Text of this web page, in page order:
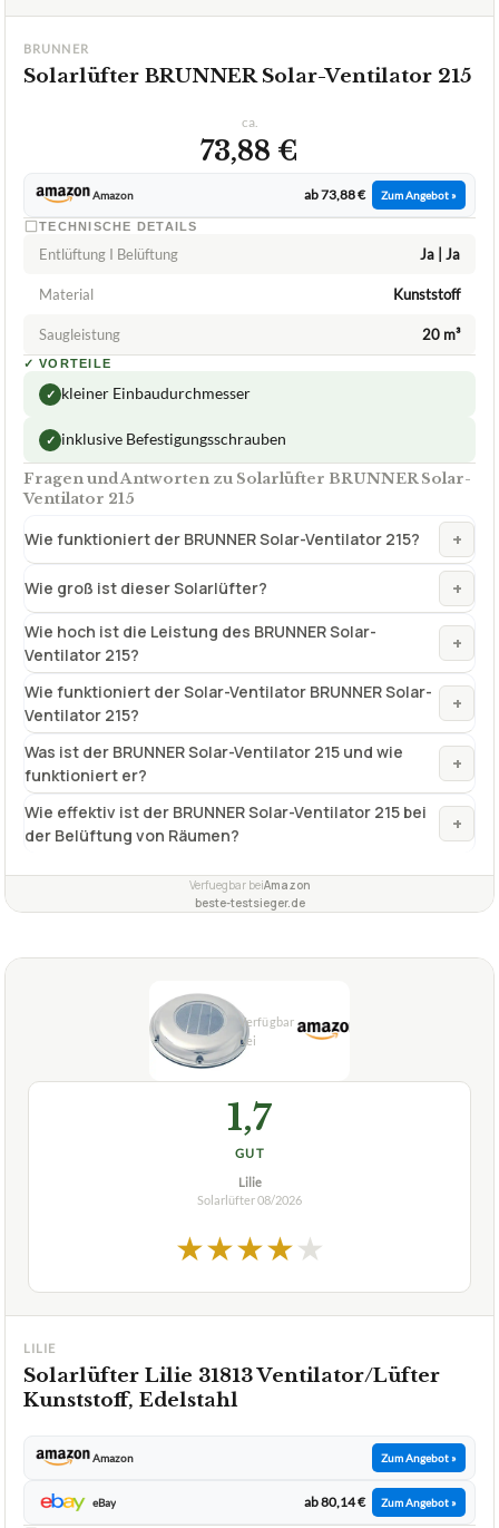
BRUNNER
Solarlüfter BRUNNER Solar-Ventilator 215
ca.
73,88 €
Amazon ab 73,88 € Zum Angebot »
TECHNISCHE DETAILS
Entlüftung I Belüftung Ja | Ja
Material Kunststoff
Saugleistung 20 m³
✓ VORTEILE
✓ kleiner Einbaudurchmesser
✓ inklusive Befestigungsschrauben
Fragen und Antworten zu Solarlüfter BRUNNER Solar-
Ventilator 215
Wie funktioniert der BRUNNER Solar-Ventilator 215? +
Wie groß ist dieser Solarlüfter? +
Wie hoch ist die Leistung des BRUNNER Solar-
Ventilator 215?
+
Wie funktioniert der Solar-Ventilator BRUNNER Solar-
Ventilator 215?
+
Was ist der BRUNNER Solar-Ventilator 215 und wie
funktioniert er?
+
Wie effektiv ist der BRUNNER Solar-Ventilator 215 bei
der Belüftung von Räumen?
+
Verfuegbar beiAmazon
beste-testsieger.de
1,7
GUT
Lilie
Solarlüfter08/2026
★★★★★
LILIE
Solarlüfter Lilie 31813 Ventilator/Lüfter
Kunststoff, Edelstahl
Amazon Zum Angebot »
eBay ab 80,14 € Zum Angebot »